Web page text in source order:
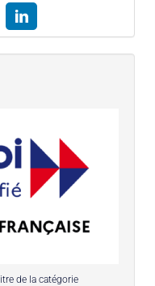
de la catégorie